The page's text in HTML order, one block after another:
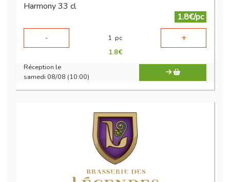
Harmony 33 cl
1.8€/pc
-
1 pc +
1.8€
Réception le
samedi 08/08 (10:00)